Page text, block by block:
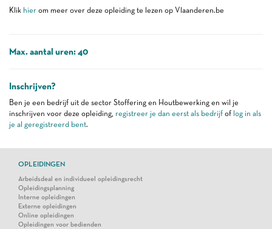
Klik hier om meer over deze opleiding te lezen op Vlaanderen.be
Max. aantal uren: 40
Inschrijven?
Ben je een bedrijf uit de sector Stoffering en Houtbewerking en wil je
inschrijven voor deze opleiding, registreer je dan eerst als bedrijf of log in als
je al geregistreerd bent.
OPLEIDINGEN
Arbeidsdeal en individueel opleidingsrecht
Opleidingsplanning
Interne opleidingen
Externe opleidingen
Online opleidingen
Opleidingen voor bedienden